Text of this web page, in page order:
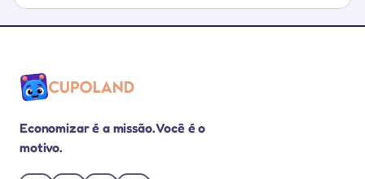
Economizar é a missão. Você é o
motivo.